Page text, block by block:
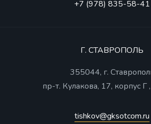
+7 (978) 835-58-41
Г. СТАВРОПОЛЬ
355044, г.
пр-т. Кулакова, 17, корпус
tishkov@gksotcom.ru